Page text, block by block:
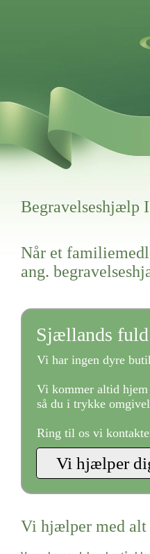
Begravelseshjælp
Når et
ang.
Sjællands fuld
Vi har ingen dyre
Vi kommer altid
så du i trykke
Ring til os vi
Vi hjælper med alt